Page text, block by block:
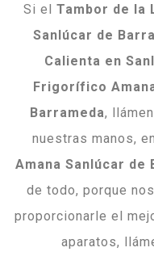
Si el Tambor de la
Sanlúcar de
Calienta en
Frigorífico
Barrameda,
nuestras manos,
Amana Sanlúcar de
de todo, porque
proporcionarle el
aparatos,